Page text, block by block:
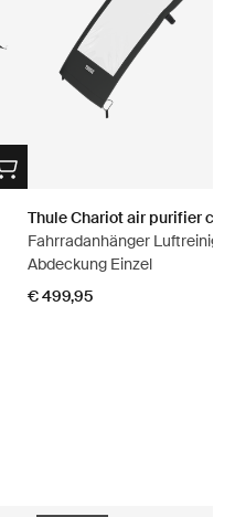
Thule Chariot air purifier
Fahrradanhänger Luftreiniger
Abdeckung Einzel
€ 499,95